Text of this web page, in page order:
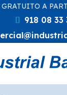
A
918 08 33